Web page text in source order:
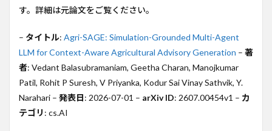
す。詳細は元論文をご覧ください。
– タイトル: Agri-SAGE: Simulation-Grounded Multi-Agent
LLM for Context-Aware Agricultural Advisory Generation – 著
者: Vedant Balasubramaniam, Geetha Charan, Manojkumar
Patil, Rohit P Suresh, V Priyanka, Kodur Sai Vinay Sathvik, Y.
Narahari – 発表日: 2026-07-01 – arXiv ID: 2607.00454v1 – カ
テゴリ : cs.AI